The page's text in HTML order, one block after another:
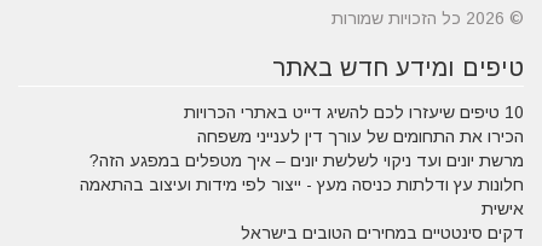
© 2026 כל הזכויות שמורות
טיפים ומידע חדש באתר
10 טיפים שיעזרו לכם להשיג דייט באתרי הכרויות
הכירו את התחומים של עורך דין לענייני משפחה
מרשת יונים ועד ניקוי לשלשת יונים – איך מטפלים במפגע הזה?
חלונות עץ ודלתות כניסה מעץ - ייצור לפי מידות ועיצוב בהתאמה
אישית
דקים סינטטיים במחירים הטובים בישראל